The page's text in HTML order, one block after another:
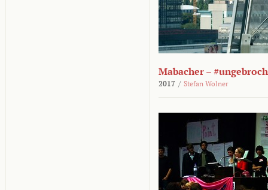
Mabacher –
2017 / Stefan Wolner